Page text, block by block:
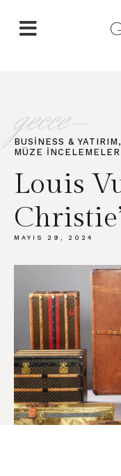
gecce-
BUSINESS & YATIRIM ,
MÜZE
Louis
MAYIS 29, 2024